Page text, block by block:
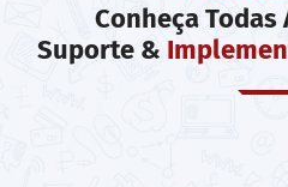
Conheça Todas
Suporte &